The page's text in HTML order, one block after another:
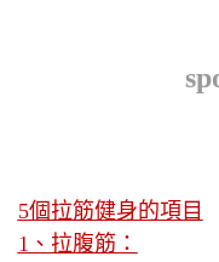
5個拉筋健身的項目
1、拉腹筋：